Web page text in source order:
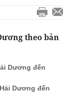
theo bản
Dương đến
Dương đến